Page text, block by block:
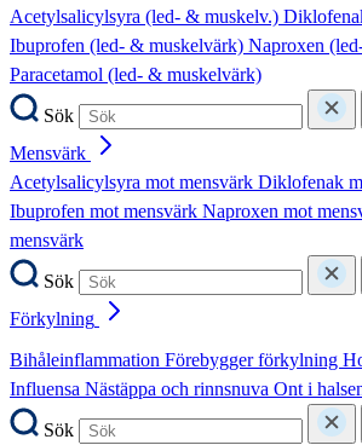
Acetylsalicylsyra (led- & muskelv.)
Ibuprofen (led- & muskelvärk) Naproxen
Paracetamol (led- & muskelvärk)
Sök
Mensvärk
Acetylsalicylsyra mot mensvärk Diklofenak
Ibuprofen mot mensvärk Naproxen mot
mensvärk
Sök
Förkylning
Bihåleinflammation Förebygger förkylning
Influensa Nästäppa och rinnsnuva Ont i
Sök